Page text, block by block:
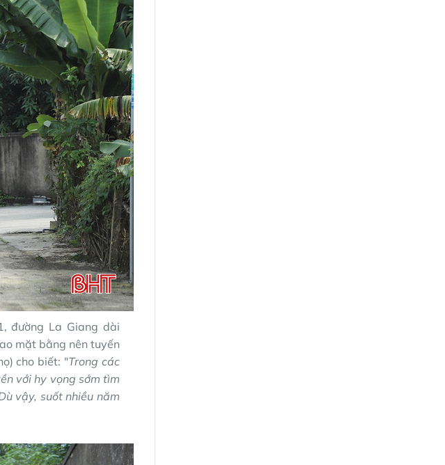
đường La Giang dài
mặt bằng nên tuyến
cho biết: "Trong các
với hy vọng sớm tìm
vậy, suốt nhiều năm